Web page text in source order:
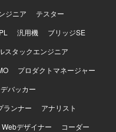
ジニア
テスター
PL 汎用機
ブリッジSE
スタックエンジニア
プロダクトマネージャー
デバッカー
ランナー
アナリスト
Webデザイナー
コーダー